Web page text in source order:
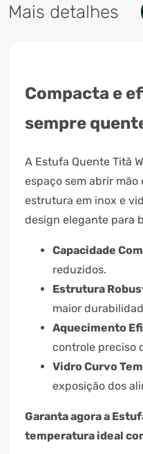
Mais detalhes
Compacta e
sempre
A Estufa Quente Titã
espaço sem abrir
estrutura em inox e
design elegante para
Capacidade
reduzidos.
Estrutura
maior
Aquecimento
controle preciso
Vidro Curvo
exposição dos
Garanta agora a
temperatura ideal